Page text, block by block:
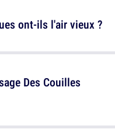
ont-ils l'air vieux ?
Des Couilles